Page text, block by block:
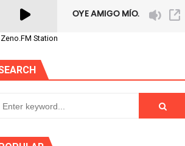
Station